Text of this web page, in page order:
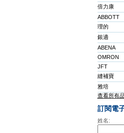
倍力康
ABBOTT
理的
銀適
ABENA
OMRON
JFT
縫補寶
雅培
查看所有
訂閱電
姓名: